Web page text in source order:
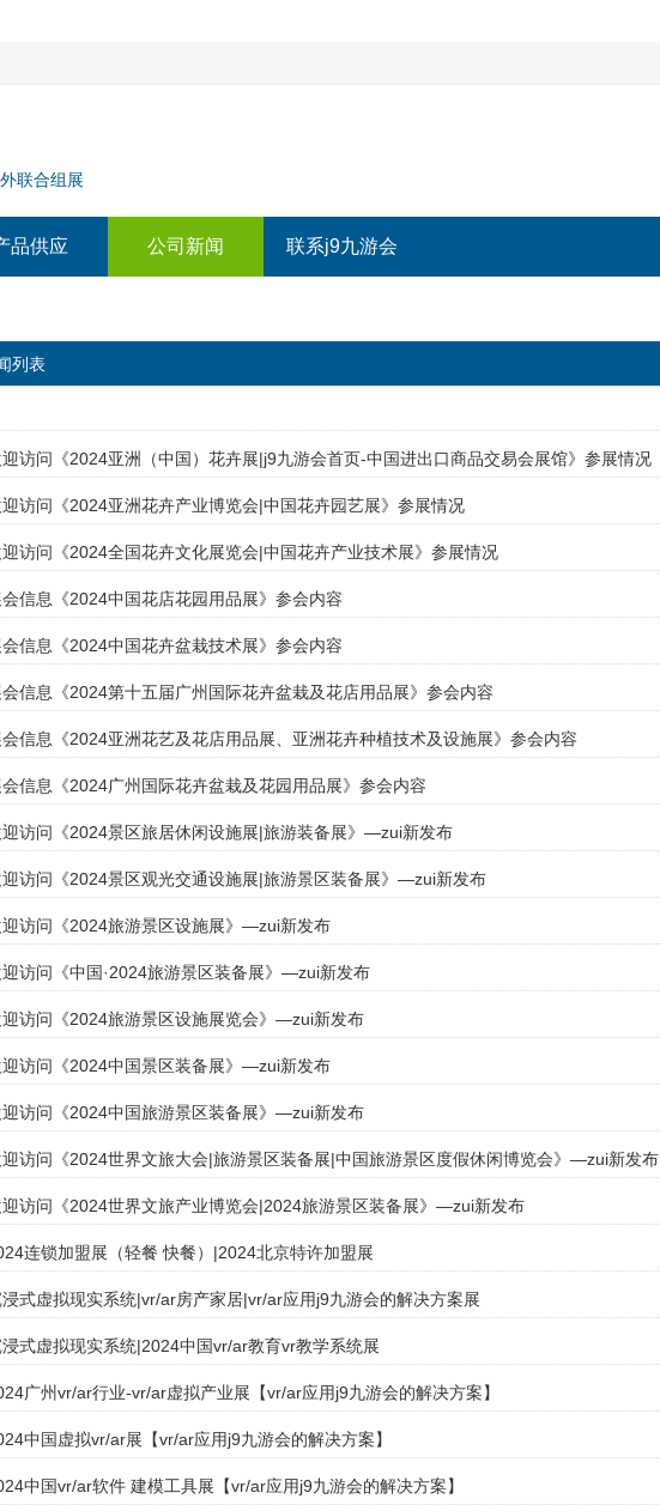
展
展
联合组展
品供应 公司新闻 联系j9九游会
列表
访问《2024亚洲（中国）花卉展|j9九游会首页-中国进出口商品交易会展馆》参展情况
访问《2024亚洲花卉产业博览会|中国花卉园艺展》参展情况
访问《2024全国花卉文化展览会|中国花卉产业技术展》参展情况
会信息《2024中国花店花园用品展》参会内容
会信息《2024中国花卉盆栽技术展》参会内容
会信息《2024第十五届广州国际花卉盆栽及花店用品展》参会内容
会信息《2024亚洲花艺及花店用品展、亚洲花卉种植技术及设施展》参会内容
会信息《2024广州国际花卉盆栽及花园用品展》参会内容
访问《2024景区旅居休闲设施展|旅游装备展》—zui新发布
访问《2024景区观光交通设施展|旅游景区装备展》—zui新发布
访问《2024旅游景区设施展》—zui新发布
访问《中国·2024旅游景区装备展》—zui新发布
访问《2024旅游景区设施展览会》—zui新发布
访问《2024中国景区装备展》—zui新发布
访问《2024中国旅游景区装备展》—zui新发布
访问《2024世界文旅大会|旅游景区装备展|中国旅游景区度假休闲博览会》—zui新发布
访问《2024世界文旅产业博览会|2024旅游景区装备展》—zui新发布
连锁加盟展（轻餐 快餐）|2024北京特许加盟展
式虚拟现实系统|vr/ar房产家居|vr/ar应用j9九游会的解决方案展
式虚拟现实系统|2024中国vr/ar教育vr教学系统展
广州vr/ar行业-vr/ar虚拟产业展【vr/ar应用j9九游会的解决方案】
中国虚拟vr/ar展【vr/ar应用j9九游会的解决方案】
中国vr/ar软件 建模工具展【vr/ar应用j9九游会的解决方案】